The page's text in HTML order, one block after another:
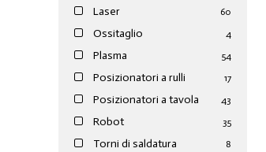
Laser 60
Ossitaglio 4
Plasma 54
Posizionatori a rulli 17
Posizionatori a tavola 43
Robot 35
Torni di saldatura 8